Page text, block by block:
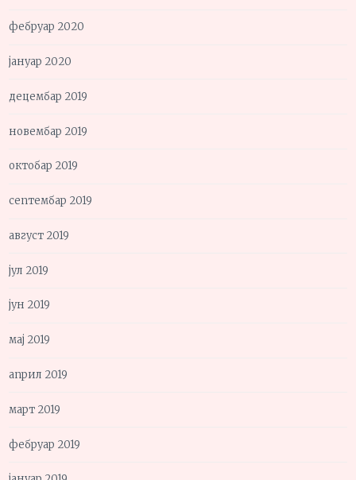
фебруар 2020
јануар 2020
децембар 2019
новембар 2019
октобар 2019
септембар 2019
август 2019
јул 2019
јун 2019
мај 2019
април 2019
март 2019
фебруар 2019